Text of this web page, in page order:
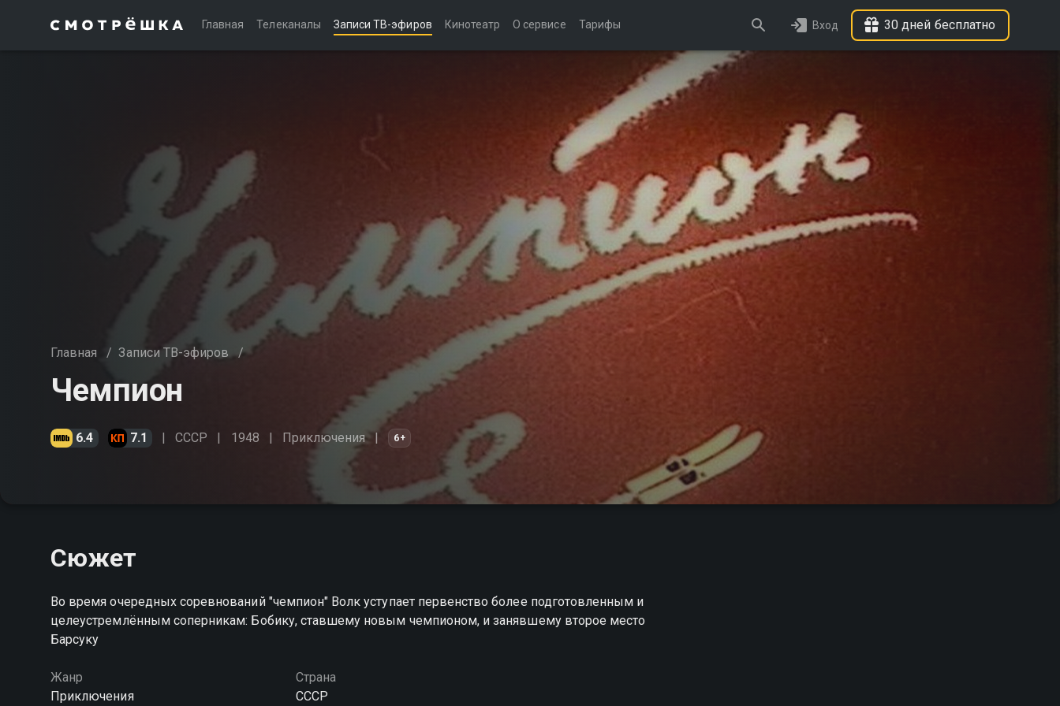
Главная Телеканалы Записи ТВ-эфиров Кинотеатр О сервисе Тарифы Вход 30 дней бесплатно
Главная / Записи ТВ-эфиров /
Чемпион
6.4 7.1 СССР 1948 Приключения 6+
Сюжет
Во время очередных соревнований "чемпион" Волк уступает первенство более подготовленным и
целеустремлённым соперникам: Бобику, ставшему новым чемпионом, и занявшему второе место
Барсуку
Жанр
Приключения
Страна
СССР